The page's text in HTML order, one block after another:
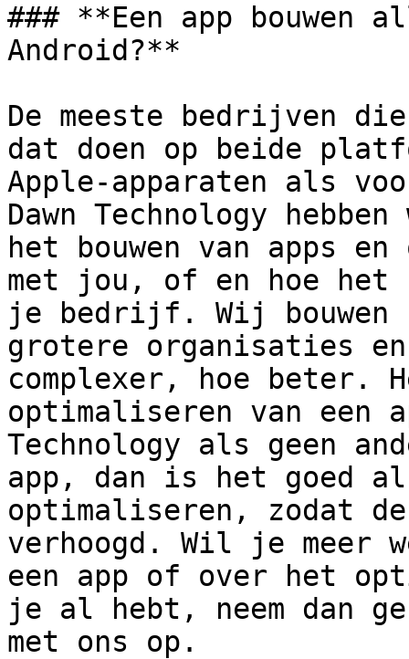
### **Een app bouwen
Android?**
De meeste bedrijven
dat doen op beide
Apple-apparaten als
Dawn Technology
het bouwen van apps en
met jou, of en hoe het
je bedrijf. Wij bouwen
grotere organisaties
complexer, hoe beter.
optimaliseren van een
Technology als geen
app, dan is het goed
optimaliseren, zodat
verhoogd. Wil je meer
een app of over het
je al hebt, neem dan
met ons op.